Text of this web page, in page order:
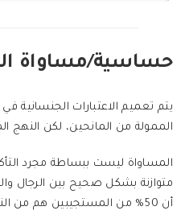
حساسية/مساواة
يتم تعميم الاعتبارات الجنسانية
الممولة من المانحين، لكن النهج
المساواة ليست ببساطة مجرد
متوازنة بشكل صحيح بين الرجال
أن 50% من المستجيبين هم من النساء.